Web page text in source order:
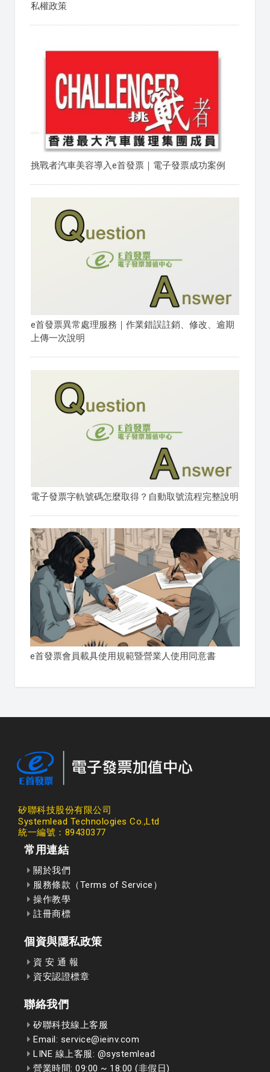
私權政策
挑戰者汽車美容導入e首發票｜電子發票成功案例
e首發票異常處理服務｜作業錯誤註銷、修改、逾期
上傳一次說明
電子發票字軌號碼怎麼取得？自動取號流程完整說明
e首發票會員載具使用規範暨營業人使用同意書
矽聯科技股份有限公司
Systemlead Technologies Co.,Ltd
統一編號：89430377
常用連結
關於我們
服務條款（Terms of Service）
操作教學
註冊商標
個資與隱私政策
資 安 通 報
資安認證標章
聯絡我們
矽聯科技線上客服
Email: service@ieinv.com
LINE 線上客服: @systemlead
營業時間: 09:00 ~ 18:00 (非假日)